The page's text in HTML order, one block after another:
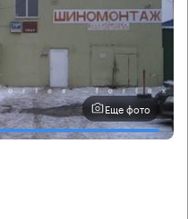
Еще фото